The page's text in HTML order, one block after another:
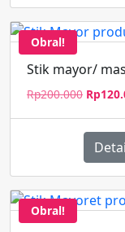
Obral!
Stik mayor/
Rp200.000 Harga
Rp
Obral!